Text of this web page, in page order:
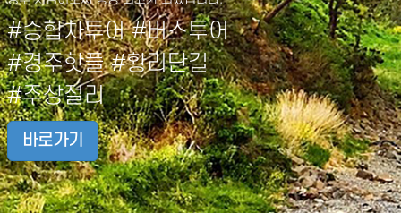
#승합차투어 #버스투어
#경주핫플 #황리단길
#주상절리
바로가기